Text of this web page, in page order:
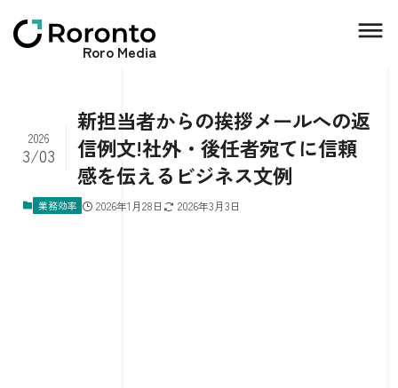
Roro Media
新担当者からの挨拶メールへの返
信例文!社外・後任者宛てに信頼
感を伝えるビジネス文例
2026
3/03
業務効率 2026年1月28日 2026年3月3日